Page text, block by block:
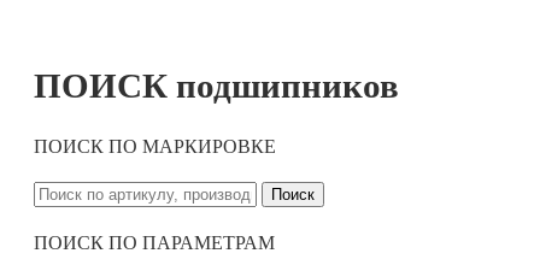
ПОИСК подшипников
ПОИСК ПО МАРКИРОВКЕ
Поиск
ПОИСК ПО ПАРАМЕТРАМ